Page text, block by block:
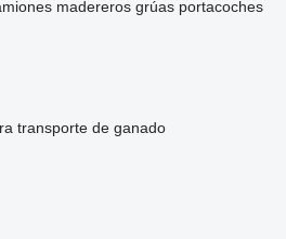
madereros grúas portacoches
transporte de ganado